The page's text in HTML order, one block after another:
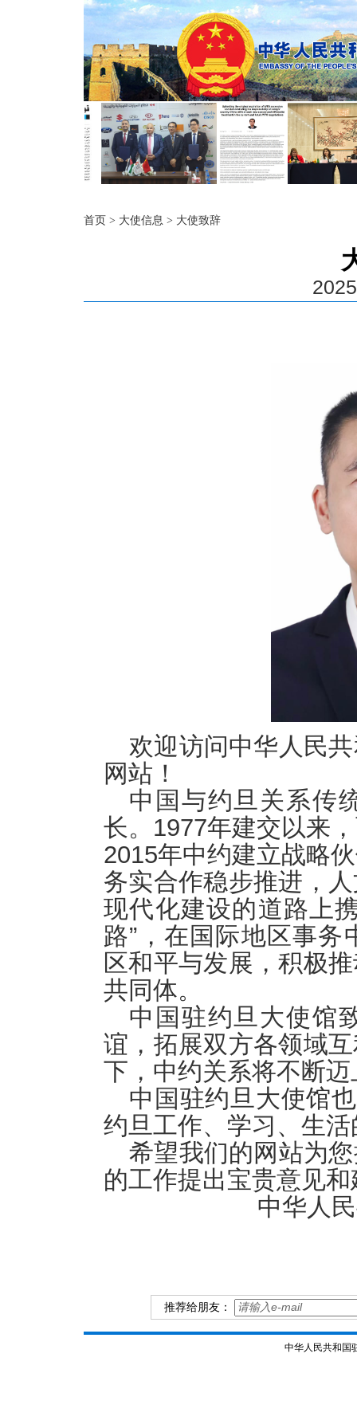
首页 > 大使信息 > 大使致辞
欢迎访问中华人民
网站！
中国与约旦关系传
长。1977年建交以来
2015年中约建立战略
务实合作稳步推进，
现代化建设的道路上
路”，在国际地区事
区和平与发展，积极
共同体。
中国驻约旦大使馆
谊，拓展双方各领域
下，中约关系将不断
中国驻约旦大使馆
约旦工作、学习、生
希望我们的网站为
的工作提出宝贵意见
中华人
推荐给朋友：
中华人民共和国